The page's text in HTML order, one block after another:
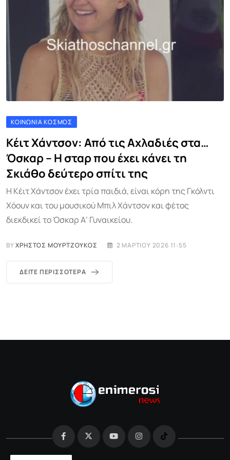
ΚΟΙΝΩΝΊΑ ΚΌΣΜΟΣ
Κέιτ Χάντσον: Από τις Αχλαδιές στα…
Όσκαρ – Η σταρ που έχει κάνει τη
Σκιάθο δεύτερο σπίτι της
Η Κέιτ Χάντσον έχει τρία παιδιά, είναι κόρη της Γκόλντι
Χόουν και του μουσικού Μπιλ Χάντσον και φέτος
διεκδικεί το Όσκαρ Α’ Γυναικείου.
BYΧΡΉΣΤΟΣ ΜΟΥΡΤΖΟΎΚΟΣ 2 ΜΑΡΤΊΟΥ 2026 11:55
ΔΕΊΤΕ ΠΕΡΙΣΣΌΤΕΡΑ